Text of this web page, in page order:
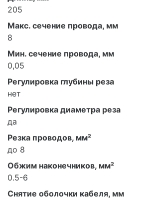
205
Макс. сечение провода, мм
8
Мин. сечение провода, мм
0,05
Регулировка глубины реза
нет
Регулировка диаметра реза
да
Резка проводов, мм²
до 8
Обжим наконечников, мм²
0.5-6
Снятие оболочки кабеля, мм